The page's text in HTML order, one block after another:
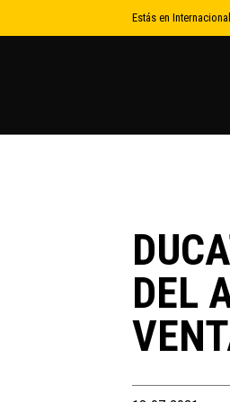
to
Estás en Internacional
DEL